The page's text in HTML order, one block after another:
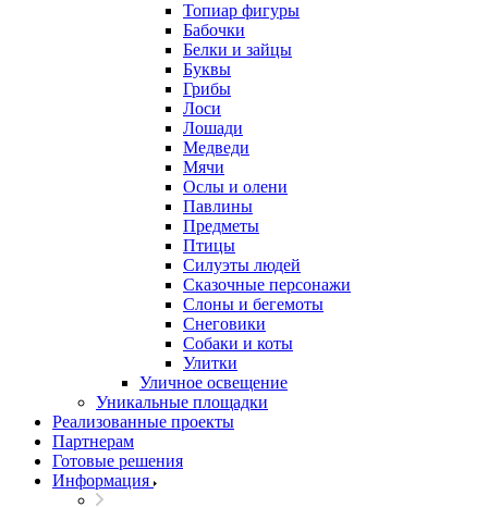
Топиар фигуры
Бабочки
Белки и зайцы
Буквы
Грибы
Лоси
Лошади
Медведи
Мячи
Ослы и олени
Павлины
Предметы
Птицы
Силуэты людей
Сказочные персонажи
Слоны и бегемоты
Снеговики
Собаки и коты
Улитки
Уличное освещение
Уникальные площадки
Реализованные проекты
Партнерам
Готовые решения
Информация